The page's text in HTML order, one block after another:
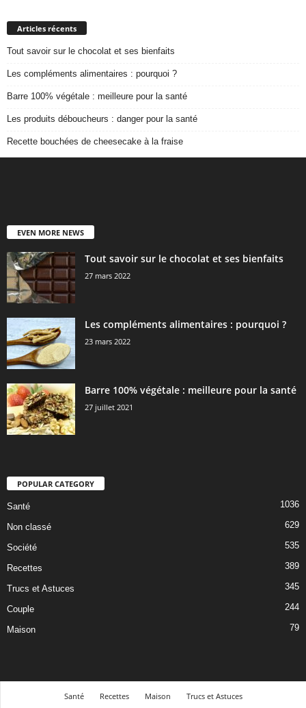
Articles récents
Tout savoir sur le chocolat et ses bienfaits
Les compléments alimentaires : pourquoi ?
Barre 100% végétale : meilleure pour la santé
Les produits déboucheurs : danger pour la santé
Recette bouchées de cheesecake à la fraise
EVEN MORE NEWS
Tout savoir sur le chocolat et ses bienfaits
27 mars 2022
Les compléments alimentaires : pourquoi ?
23 mars 2022
Barre 100% végétale : meilleure pour la santé
27 juillet 2021
POPULAR CATEGORY
Santé 1036
Non classé 629
Société 535
Recettes 389
Trucs et Astuces 345
Couple 244
Maison 79
Santé Recettes Maison Trucs et Astuces